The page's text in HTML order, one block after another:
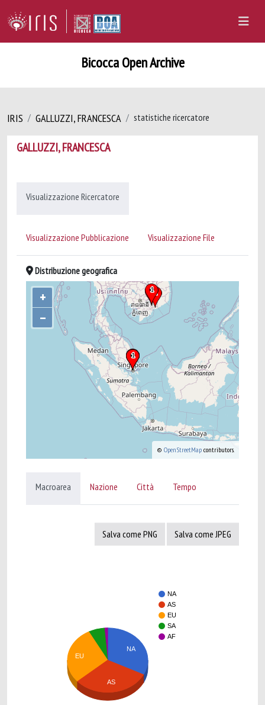
Bicocca Open Archive
IRIS GALLUZZI, FRANCESCA statistiche ricercatore
GALLUZZI, FRANCESCA
Visualizzazione Ricercatore
Visualizzazione Pubblicazione Visualizzazione File
Distribuzione geografica
+
–
© OpenStreetMap contributors.
Macroarea Nazione Città Tempo
Salva come PNG Salva come JPEG
NA
AS
EU
SA
AF
NA
EU
AS